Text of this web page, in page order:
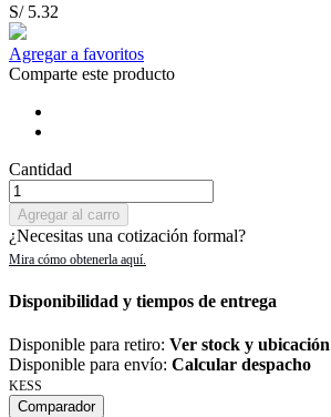
S/ 5.32
Agregar a favoritos
Comparte este producto
Cantidad
Agregar al carro
¿Necesitas una cotización formal?
Disponibilidad y tiempos de entrega
Disponible para retiro: Ver stock y ubicación
Disponible para envío: Calcular despacho
KESS
Comparador